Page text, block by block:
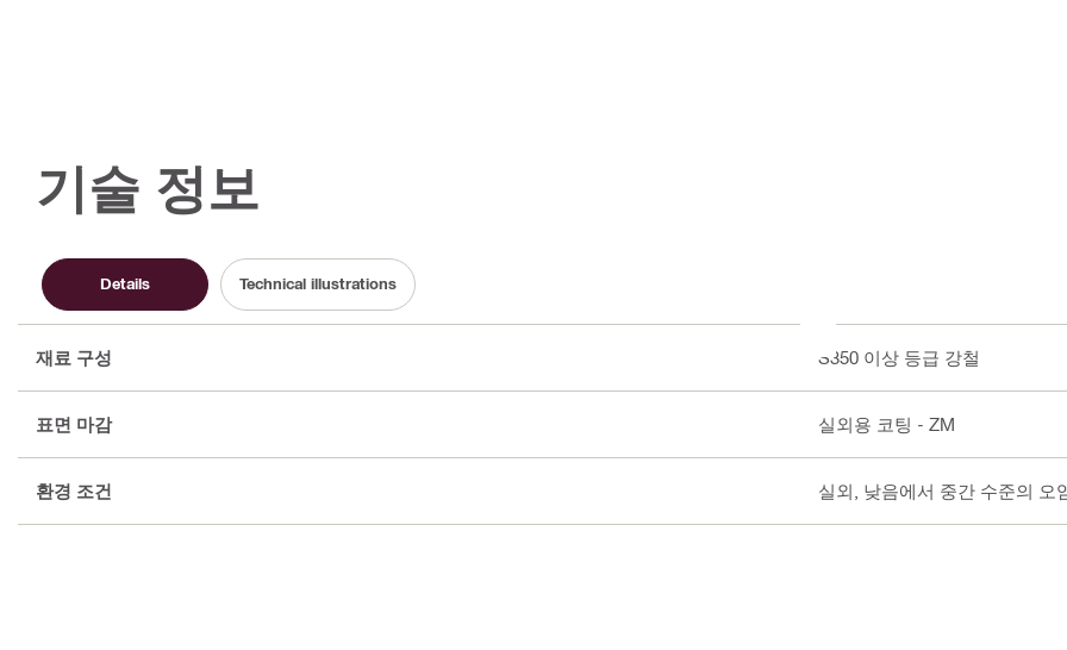
기술 정보
Details Technical illustrations
재료 구성 S350 이상 등급 강철
표면 마감 실외용 코팅 - ZM
환경 조건 실외, 낮음에서 중간 수준의 오